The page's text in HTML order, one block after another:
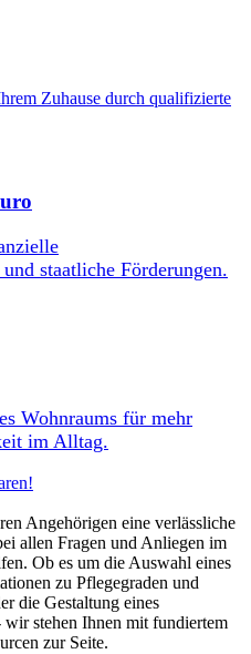
Zuhause durch qualifizierte
staatliche Förderungen.
Wohnraums für mehr
im Alltag.
Angehörigen eine verlässliche
allen Fragen und Anliegen im
Ob es um die Auswahl eines
zu Pflegegraden und
die Gestaltung eines
wir stehen Ihnen mit fundiertem
zur Seite.